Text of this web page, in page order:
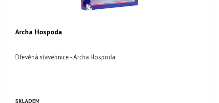
Archa Hospoda
Dřevěná stavebnice - Archa Hospoda
SKLADEM